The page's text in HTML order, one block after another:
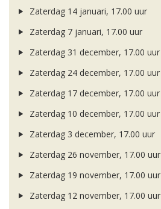
Zaterdag 14 januari, 17.00 uur
Zaterdag 7 januari, 17.00 uur
Zaterdag 31 december, 17.00 uur
Zaterdag 24 december, 17.00 uur
Zaterdag 17 december, 17.00 uur
Zaterdag 10 december, 17.00 uur
Zaterdag 3 december, 17.00 uur
Zaterdag 26 november, 17.00 uur
Zaterdag 19 november, 17.00 uur
Zaterdag 12 november, 17.00 uur